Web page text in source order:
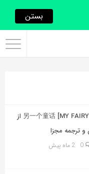
آهنگ چینی 另一个童话 [MY FAIRYTALES] از
0 2 ماه پیش
بستن